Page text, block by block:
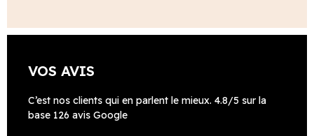
VOS AVIS
C’est nos clients qui en parlent le mieux. 4.8/5 sur la
base 126 avis Google